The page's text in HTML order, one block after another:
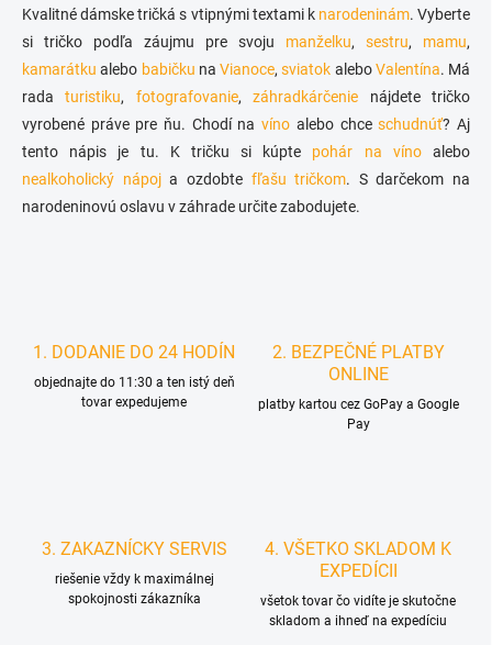
l
d
a
c
e
p
r
v
k
Kvalitné dámske tričká s vtipnými textami k narodeninám. Vyberte
si tričko podľa záujmu pre svoju manželku, sestru, mamu,
kamarátku alebo babičku na Vianoce,sviatok aleboValentína. Má
radaturistiku, fotografovanie,záhradkárčenie nájdete tričko
vyrobené práve pre ňu. Chodí navíno alebo chceschudnúť? Aj
tento nápis je tu. K tričku si kúpte pohár na vínoalebo
nealkoholický nápoja ozdobte fľašu tričkom. S darčekom na
narodeninovú oslavu v záhrade určite zabodujete.
1. DODANIE DO 24 HODÍN
objednajte do 11:30 a ten istý deň
tovar expedujeme
2. BEZPEČNÉ PLATBY
ONLINE
platby kartou cez GoPay a Google
Pay
3. ZAKAZNÍCKY SERVIS
riešenie vždy k maximálnej
spokojnosti zákazníka
4. VŠETKO SKLADOM K
EXPEDÍCII
všetok tovar čo vidíte je skutočne
skladom a ihneď na expedíciu